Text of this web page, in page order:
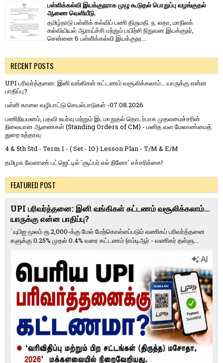
பள்ளிக்கல்வி இயக்குநராக முழு கூடுதல் பொறுப்பு வழங்குதல்
ஆணை வெளியீடு.
தமிழ்நாடு பள்ளிக் கல்விப் பணி திருமதி. ந. லதா, மாநிலக்
கல்வியியல் ஆராய்ச்சி மற்றும் பயிற்சி நிறுவன இயக்குநர்,
சென்னை 6 பள்ளிக்கல்வி இயக்குநர...
RECENT POSTS
UPI பரிவர்த்தனை: இனி வங்கிகள் கட்டணம் வசூலிக்கலாம்... யாருக்கு என்ன
பாதிப்பு?
பள்ளி காலை வழிபாட்டு செயல்பாடுகள் -07.08.2026
பணிநியமனம், பதவி உயர்வு மற்றும் இடமாறுதல் தொடர்பாக முதலமைச்சரின்
நிலையான ஆணைகள் (Standing Orders of CM) - மனித வள மேலாண்மைத்
துறை உத்தரவு
4 & 5th Std - Term 1 - ( Set - 10 ) Lesson Plan - T/M & E/M
தமிழக வேளாண் பட்ஜெட்டில் 'சூப்பர் எல் நினோ' எச்சரிக்கை!
FEATURED POST
UPI பரிவர்த்தனை: இனி வங்கிகள் கட்டணம் வசூலிக்கலாம்...
யாருக்கு என்ன பாதிப்பு?
` யுபிஐ மூலம் ரூ.2,000-க்கு மேல் மேற்​கொள்​ளப்​படும் வணி​கப் பரிவர்த்​தனை​
களுக்கு 0.25% முதல் 0.4% வரை கட்​ட​ணம் (எம்​டிஆர் - வணி​கர் தள்​ளு...